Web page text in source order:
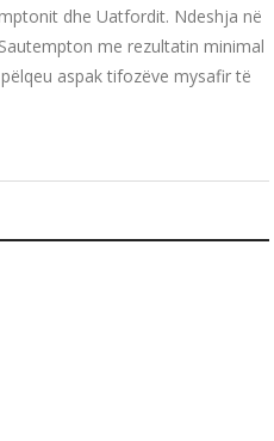
dhe Uatfordit. Ndeshja në
me rezultatin minimal
aspak tifozëve mysafir të